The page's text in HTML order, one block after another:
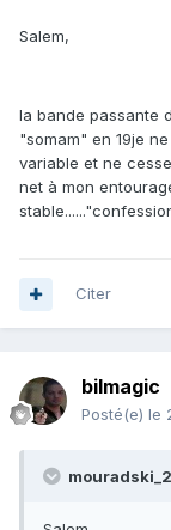
Salem,
la bande passante
"somam" en 19je
variable et ne
net à mon
Citer
bilmagic
Posté(e) le